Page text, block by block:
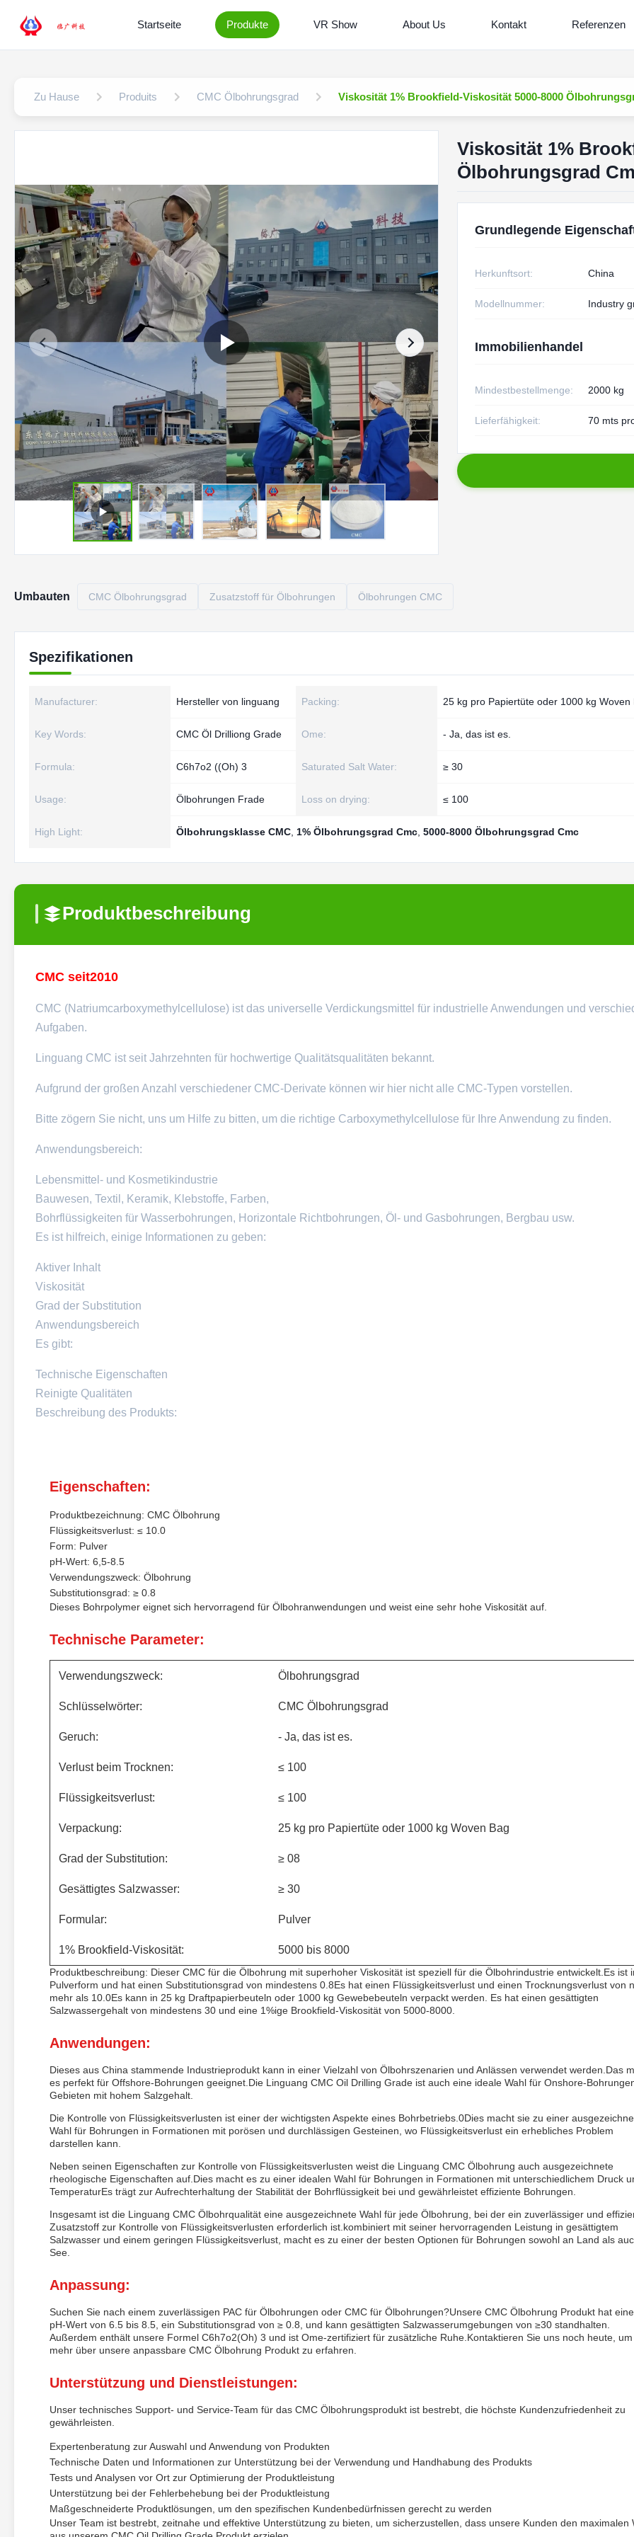
Startseite Produkte VR Show About Us Kontakt Referenzen
Zu Hause Produits CMC Ölbohrungsgrad Viskosität 1% Brookfield-Viskosität 5000-8000
Viskosität 1%
Ölbohrungsgrad
Grundlegende
Herkunftsort: China
Modellnummer: Industry
Immobilienhandel
Mindestbestellmenge: 2000 kg
Lieferfähigkeit: 70 mts
Umbauten CMC Ölbohrungsgrad Zusatzstoff für Ölbohrungen Ölbohrungen CMC
Spezifikationen
Manufacturer: Hersteller von linguang Packing: 25 kg pro Papiertüte oder 1000 kg Woven
Key Words: CMC Öl Drilliong Grade Ome: - Ja, das ist es.
Formula: C6h7o2 ((Oh) 3 Saturated Salt Water: ≥ 30
Usage: Ölbohrungen Frade Loss on drying: ≤ 100
High Light: Ölbohrungsklasse CMC 1% Ölbohrungsgrad Cmc 5000-8000 Ölbohrungsgrad Cmc
Produktbeschreibung
CMC seit2010
CMC (Natriumcarboxymethylcellulose) ist das universelle Verdickungsmittel für industrielle Anwendungen und
Aufgaben.
Linguang CMC ist seit Jahrzehnten für hochwertige Qualitätsqualitäten bekannt.
Aufgrund der großen Anzahl verschiedener CMC-Derivate können wir hier nicht alle CMC-Typen vorstellen.
Bitte zögern Sie nicht, uns um Hilfe zu bitten, um die richtige Carboxymethylcellulose für Ihre Anwendung zu finden.
Anwendungsbereich:
Lebensmittel- und Kosmetikindustrie
Bauwesen, Textil, Keramik, Klebstoffe, Farben,
Bohrflüssigkeiten für Wasserbohrungen, Horizontale Richtbohrungen, Öl- und Gasbohrungen, Bergbau usw.
Es ist hilfreich, einige Informationen zu geben:
Aktiver Inhalt
Viskosität
Grad der Substitution
Anwendungsbereich
Es gibt:
Technische Eigenschaften
Reinigte Qualitäten
Beschreibung des Produkts:
Eigenschaften:
Produktbezeichnung: CMC Ölbohrung
Flüssigkeitsverlust: ≤ 10.0
Form: Pulver
pH-Wert: 6,5-8.5
Verwendungszweck: Ölbohrung
Substitutionsgrad: ≥ 0.8
Dieses Bohrpolymer eignet sich hervorragend für Ölbohranwendungen und weist eine sehr hohe Viskosität auf.
Technische Parameter:
Verwendungszweck: Ölbohrungsgrad
Schlüsselwörter: CMC Ölbohrungsgrad
Geruch: - Ja, das ist es.
Verlust beim Trocknen: ≤ 100
Flüssigkeitsverlust: ≤ 100
Verpackung: 25 kg pro Papiertüte oder 1000 kg Woven Bag
Grad der Substitution: ≥ 08
Gesättigtes Salzwasser: ≥ 30
Formular: Pulver
1% Brookfield-Viskosität: 5000 bis 8000
Produktbeschreibung: Dieser CMC für die Ölbohrung mit superhoher Viskosität ist speziell für die Ölbohrindustrie entwickelt.Es ist
Pulverform und hat einen Substitutionsgrad von mindestens 0.8Es hat einen Flüssigkeitsverlust und einen Trocknungsverlust von
mehr als 10.0Es kann in 25 kg Draftpapierbeuteln oder 1000 kg Gewebebeuteln verpackt werden. Es hat einen gesättigten
Salzwassergehalt von mindestens 30 und eine 1%ige Brookfield-Viskosität von 5000-8000.
Anwendungen:
Dieses aus China stammende Industrieprodukt kann in einer Vielzahl von Ölbohrszenarien und Anlässen verwendet werden.Das
es perfekt für Offshore-Bohrungen geeignet.Die Linguang CMC Oil Drilling Grade ist auch eine ideale Wahl für Onshore-
Gebieten mit hohem Salzgehalt.
Die Kontrolle von Flüssigkeitsverlusten ist einer der wichtigsten Aspekte eines Bohrbetriebs.0Dies macht sie zu einer
Wahl für Bohrungen in Formationen mit porösen und durchlässigen Gesteinen, wo Flüssigkeitsverlust ein erhebliches Problem
darstellen kann.
Neben seinen Eigenschaften zur Kontrolle von Flüssigkeitsverlusten weist die Linguang CMC Ölbohrung auch ausgezeichnete
rheologische Eigenschaften auf.Dies macht es zu einer idealen Wahl für Bohrungen in Formationen mit unterschiedlichem Druck
TemperaturEs trägt zur Aufrechterhaltung der Stabilität der Bohrflüssigkeit bei und gewährleistet effiziente Bohrungen.
Insgesamt ist die Linguang CMC Ölbohrqualität eine ausgezeichnete Wahl für jede Ölbohrung, bei der ein zuverlässiger und
Zusatzstoff zur Kontrolle von Flüssigkeitsverlusten erforderlich ist.kombiniert mit seiner hervorragenden Leistung in gesättigtem
Salzwasser und einem geringen Flüssigkeitsverlust, macht es zu einer der besten Optionen für Bohrungen sowohl an Land als
See.
Anpassung:
Suchen Sie nach einem zuverlässigen PAC für Ölbohrungen oder CMC für Ölbohrungen?Unsere CMC Ölbohrung Produkt hat
pH-Wert von 6.5 bis 8.5, ein Substitutionsgrad von ≥ 0.8, und kann gesättigten Salzwasserumgebungen von ≥30 standhalten.
Außerdem enthält unsere Formel C6h7o2(Oh) 3 und ist Ome-zertifiziert für zusätzliche Ruhe.Kontaktieren Sie uns noch heute, um
mehr über unsere anpassbare CMC Ölbohrung Produkt zu erfahren.
Unterstützung und Dienstleistungen:
Unser technisches Support- und Service-Team für das CMC Ölbohrungsprodukt ist bestrebt, die höchste Kundenzufriedenheit zu
gewährleisten.
Expertenberatung zur Auswahl und Anwendung von Produkten
Technische Daten und Informationen zur Unterstützung bei der Verwendung und Handhabung des Produkts
Tests und Analysen vor Ort zur Optimierung der Produktleistung
Unterstützung bei der Fehlerbehebung bei der Produktleistung
Maßgeschneiderte Produktlösungen, um den spezifischen Kundenbedürfnissen gerecht zu werden
Unser Team ist bestrebt, zeitnahe und effektive Unterstützung zu bieten, um sicherzustellen, dass unsere Kunden den maximalen